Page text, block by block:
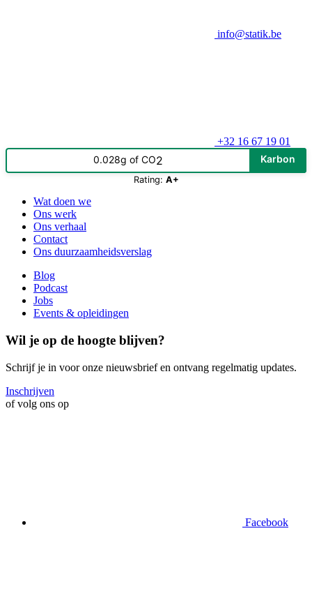
info@statik.be
+32 16 67 19 01
0.028g of CO2 Karbon
Rating: A+
Wat doen we
Ons werk
Ons verhaal
Contact
Ons duurzaamheidsverslag
Blog
Podcast
Jobs
Events & opleidingen
Wil je op de hoogte blijven?
Schrijf je in voor onze nieuwsbrief en ontvang regelmatig updates.
Inschrijven
of volg ons op
Facebook